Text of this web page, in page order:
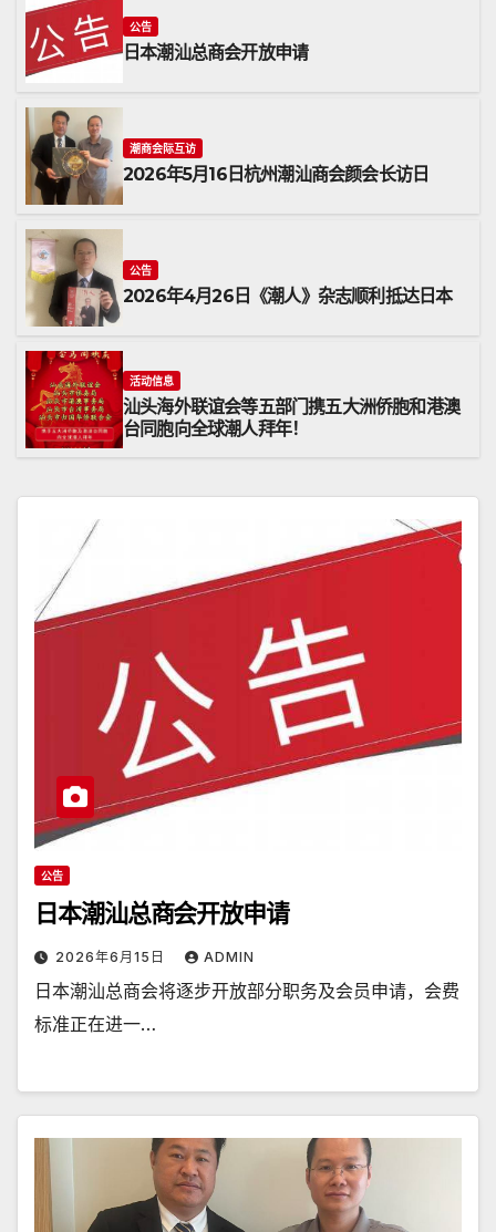
公告
日本潮汕总商会开放申请
潮商会际互访
2026年5月16日杭州潮汕商会颜会长访日
公告
2026年4月26日《潮人》杂志顺利抵达日本
活动信息
汕头海外联谊会等五部门携五大洲侨胞和港澳
台同胞向全球潮人拜年！
公告
日本潮汕总商会开放申请
2026年6月15日 ADMIN
日本潮汕总商会将逐步开放部分职务及会员申请，会费
标准正在进一…